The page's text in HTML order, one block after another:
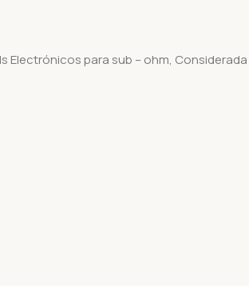
Electrónicos para sub – ohm,